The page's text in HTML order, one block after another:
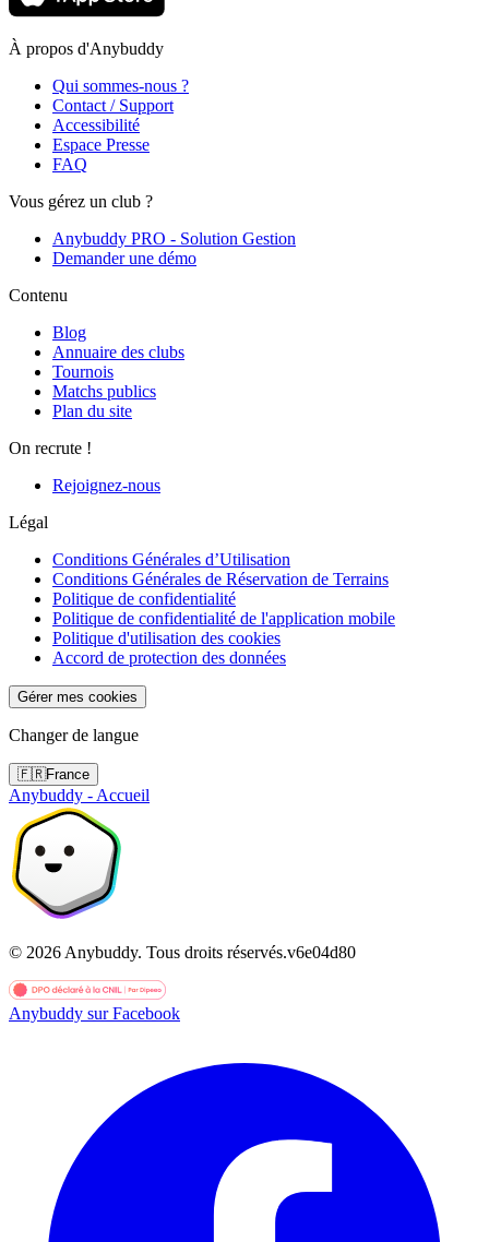
À propos d'Anybuddy
Qui sommes-nous ?
Contact / Support
Accessibilité
Espace Presse
FAQ
Vous gérez un club ?
Anybuddy PRO - Solution Gestion
Demander une démo
Contenu
Blog
Annuaire des clubs
Tournois
Matchs publics
Plan du site
On recrute !
Rejoignez-nous
Légal
Conditions Générales d’Utilisation
Conditions Générales de Réservation de Terrains
Politique de confidentialité
Politique de confidentialité de l'application mobile
Politique d'utilisation des cookies
Accord de protection des données
Gérer mes cookies
Changer de langue
🇫🇷France
Anybuddy - Accueil
© 2026 Anybuddy. Tous droits réservés.v6e04d80
Anybuddy sur Facebook